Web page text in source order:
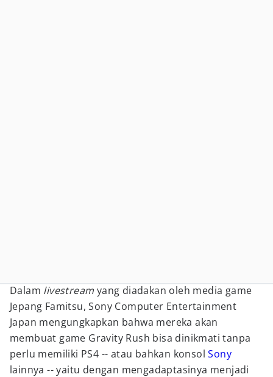
Dalam livestream yang diadakan oleh media game
Jepang Famitsu, Sony Computer Entertainment
Japan mengungkapkan bahwa mereka akan
membuat game Gravity Rush bisa dinikmati tanpa
perlu memiliki PS4 -- atau bahkan konsolSony
lainnya -- yaitu dengan mengadaptasinya menjadi